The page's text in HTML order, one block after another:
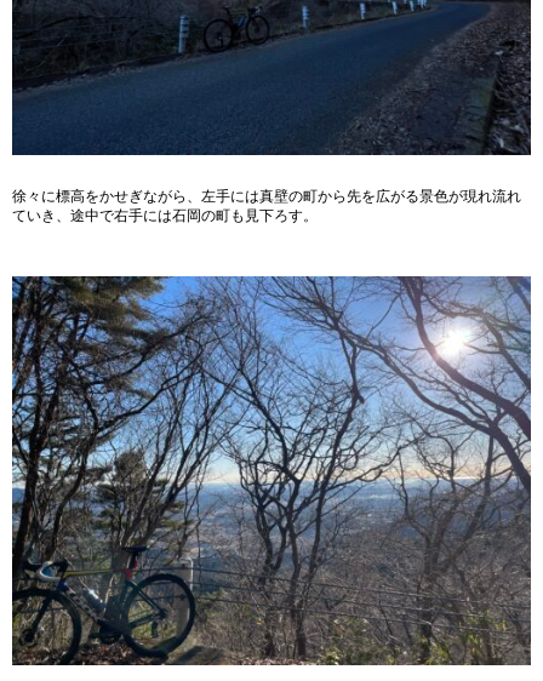
徐々に標高をかせぎながら、左手には真壁の町から先を広がる景色が現れ流れ
ていき、途中で右手には石岡の町も見下ろす。